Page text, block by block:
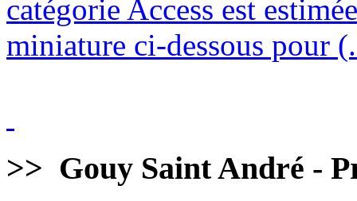
catégorie Access est
miniature ci-dessous pour
>> Gouy Saint André -